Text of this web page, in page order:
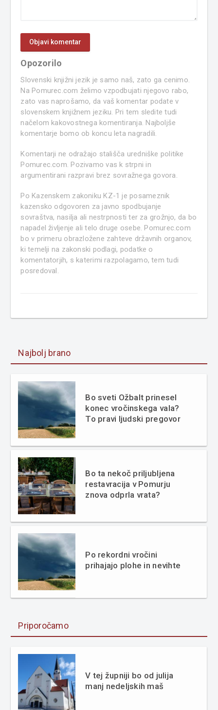
Opozorilo
Slovenski knjižni jezik je samo naš, zato ga cenimo.
Na Pomurec.com želimo vzpodbujati njegovo rabo,
zato vas naprošamo, da vaš komentar podate v
slovenskem knjižnem jeziku. Pri tem sledite tudi
načelom kakovostnega komentiranja. Najboljše
komentarje bomo ob koncu leta nagradili.
Komentarji ne odražajo stališča uredniške politike
Pomurec.com. Pozivamo vas k strpni in
argumentirani razpravi brez sovražnega govora.
Po Kazenskem zakoniku KZ-1 je posameznik
kazensko odgovoren za javno spodbujanje
sovraštva, nasilja ali nestrpnosti ter za grožnjo, da bo
napadel življenje ali telo druge osebe. Pomurec.com
bo v primeru obrazložene zahteve državnih organov,
ki temelji na zakonski podlagi, podatke o
komentatorjih, s katerimi razpolagamo, tem tudi
posredoval.
Najbolj brano
Bo sveti Ožbalt prinesel
konec vročinskega vala?
To pravi ljudski pregovor
Bo ta nekoč priljubljena
restavracija v Pomurju
znova odprla vrata?
Po rekordni vročini
prihajajo plohe in nevihte
Priporočamo
V tej župniji bo od julija
manj nedeljskih maš